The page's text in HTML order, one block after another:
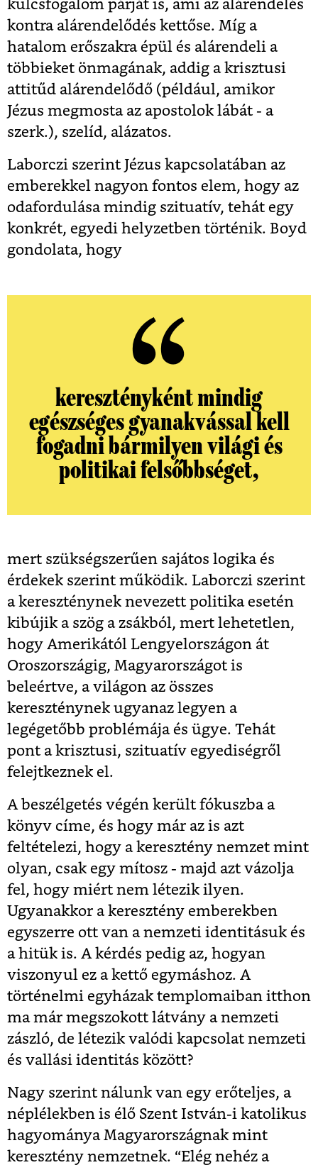
kulcsfogalom párját is, ami az alárendelés
kontra alárendelődés kettőse. Míg a
hatalom erőszakra épül és alárendeli a
többieket önmagának, addig a krisztusi
attitűd alárendelődő (például, amikor
Jézus megmosta az apostolok lábát - a
szerk.), szelíd, alázatos.
Laborczi szerint Jézus kapcsolatában az
emberekkel nagyon fontos elem, hogy az
odafordulása mindig szituatív, tehát egy
konkrét, egyedi helyzetben történik. Boyd
gondolata, hogy
keresztényként mindig
egészséges gyanakvással kell
fogadni bármilyen világi és
politikai felsőbbséget,
mert szükségszerűen sajátos logika és
érdekek szerint működik. Laborczi szerint
a kereszténynek nevezett politika esetén
kibújik a szög a zsákból, mert lehetetlen,
hogy Amerikától Lengyelországon át
Oroszországig, Magyarországot is
beleértve, a világon az összes
kereszténynek ugyanaz legyen a
legégetőbb problémája és ügye. Tehát
pont a krisztusi, szituatív egyediségről
felejtkeznek el.
A beszélgetés végén került fókuszba a
könyv címe, és hogy már az is azt
feltételezi, hogy a keresztény nemzet mint
olyan, csak egy mítosz - majd azt vázolja
fel, hogy miért nem létezik ilyen.
Ugyanakkor a keresztény emberekben
egyszerre ott van a nemzeti identitásuk és
a hitük is. A kérdés pedig az, hogyan
viszonyul ez a kettő egymáshoz. A
történelmi egyházak templomaiban itthon
ma már megszokott látvány a nemzeti
zászló, de létezik valódi kapcsolat nemzeti
és vallási identitás között?
Nagy szerint nálunk van egy erőteljes, a
néplélekben is élő Szent István-i katolikus
hagyománya Magyarországnak mint
keresztény nemzetnek. “Elég nehéz a